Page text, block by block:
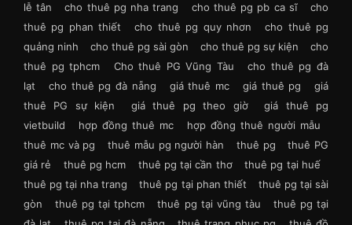
lễ tân
cho thuê pg nha trang cho thuê pg pb ca sĩ
cho
thuê pg phan thiết
cho thuê pg quy nhơn
cho thuê pg
quảng ninh
cho thuê pg sài gòn cho thuê pg sự kiện
cho
thuê pg tphcm
Cho thuê PG Vũng Tàu
cho thuê pg đà
lạt
cho thuê pg đà nẵng giá thuê mc giá thuê pg
giá
thuê PG sự kiện
giá thuê pg theo giờ
giá thuê pg
vietbuild
hợp đồng thuê mc
hợp đồng thuê người mẫu
thuê mc và pg
thuê mẫu pg người hàn thuê pg
thuê PG
giá rẻ
thuê pg hcm thuê pg tại cần thơ
thuê pg tại huế
thuê pg tại nha trang
thuê pg tại phan thiết
thuê pg tại sài
gòn
thuê pg tại tphcm thuê pg tại vũng tàu
thuê pg tại